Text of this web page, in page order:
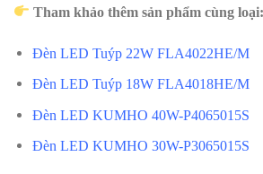
Tham khảo thêm sản phẩm cùng loại:
Đèn LED Tuýp 22W FLA4022HE/M
Đèn LED Tuýp 18W FLA4018HE/M
Đèn LED KUMHO 40W-P4065015S
Đèn LED KUMHO 30W-P3065015S